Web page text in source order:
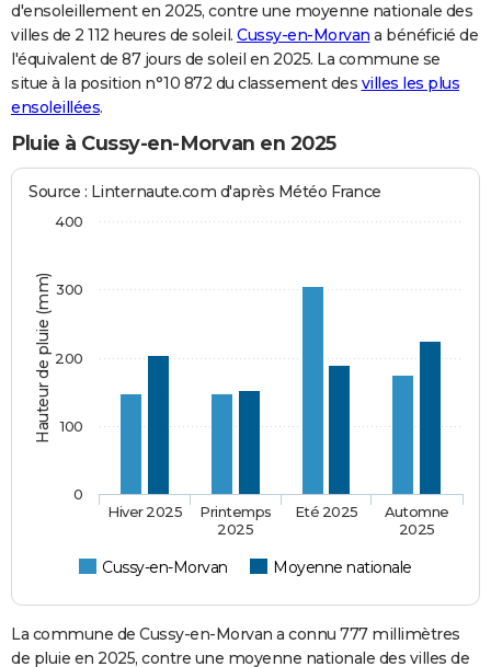
d'ensoleillement en 2025, contre une moyenne nationale des
villes de 2 112 heures de soleil. Cussy-en-Morvan a bénéficié de
l'équivalent de 87 jours de soleil en 2025. La commune se
situe à la position n°10 872 du classement des villes les plus
ensoleillées.
Pluie à Cussy-en-Morvan en 2025
Hauteur de pluie (mm)
Source : Linternaute.com d'après Météo France
Cussy-en-Morvan Moyenne nationale
Hiver 2025
Printemps
2025
Eté 2025
Automne
2025
0
100
200
300
400
La commune de Cussy-en-Morvan a connu 777 millimètres
de pluie en 2025, contre une moyenne nationale des villes de